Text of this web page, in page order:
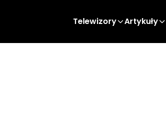
Telewizory Artykuły